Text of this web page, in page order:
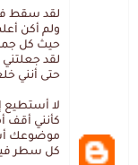
لقد سقط
ولم أكن
حيث كل
لقد
حتى أنني
لا أستطيع
كأنني أقف
موضوعك
كل سطر